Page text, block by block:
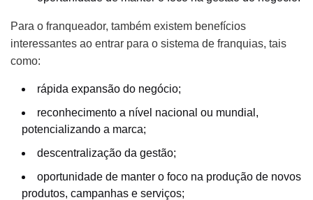
Para o franqueador, também existem benefícios
interessantes ao entrar para o sistema de franquias, tais
como:
rápida expansão do negócio;
reconhecimento a nível nacional ou mundial,
potencializando a marca;
descentralização da gestão;
oportunidade de manter o foco na produção de novos
produtos, campanhas e serviços;